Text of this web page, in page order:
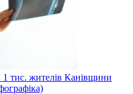
1 тис. жителів Канівщини